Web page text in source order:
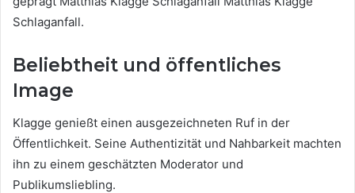
Schlaganfall.
Beliebtheit und öffentliches
Image
Klagge genießt einen ausgezeichneten Ruf in der
Öffentlichkeit. Seine Authentizität und Nahbarkeit machten
ihn zu einem geschätzten Moderator und
Publikumsliebling.